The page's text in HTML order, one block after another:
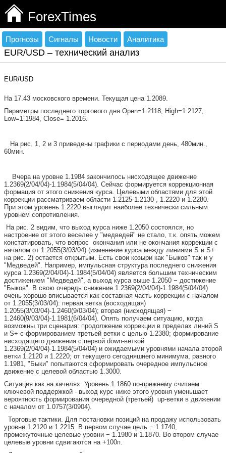
ForexTimes
Прогнозы Сигналы Новости Аналитика
EUR/USD – технический анализ
EUR/USD
На 17.43 московского времени. Текущая цена 1.2089.
Параметры последнего торгового дня Open=1.2118, High=1.2127,
Low=1.1984, Close= 1.2016.
На рис. 1, 2 и 3 приведены графики с периодами день, 480мин.,
60мин.
Вчера на уровне 1.1984 закончилось нисходящее движение
1.2369(2/04/04)-1.1984(5/04/04). Сейчас формируется коррекционная
формация от этого снижения курса. Целевыми областями для этой
коррекции рассматриваем области 1.2125-1.2130 , 1.2220 и 1.2280.
При этом уровень 1.2220 выглядит наиболее технически сильным
уровнем сопротивления.
На рис. 2 видим, что выход курса ниже 1.2050 состоялся, но
настроение от этого веселее у "медведей" не стало, т.к. опять можем
констатировать, что вопрос окончания или не окончания коррекции с
началом от 1.2055(3/03/04) (изменение курса между линиями S и S+
на рис. 2) остается открытым. Есть свои козыри как "Быков" так и у
"Медведей". Например, импульсная структура последнего снижения
курса 1.2369(2/04/04)-1.1984(5/04/04) является большим техническим
достижением "Медведей", а выход курса выше 1.2050 − достижение
"Быков". В свою очередь снижение 1.2369(2/04/04)-1.1984(5/04/04)
очень хорошо вписывается как составная часть коррекции с началом
от 1.2055(3/03/04): первая ветка (восходящая)
1.2055(3/03/04)-1.2460(9/03/04); вторая (нисходящая) −
1.2460(9/03/04)-1.1981(6/04/04). Опять получаем ситуацию, когда
возможны три сценария: продолжение коррекции в пределах линий S
и S+ с формированием третьей ветки с целью 1.2380; формирование
нисходящего движения с первой down-веткой
1.2369(2/04/04)-1.1984(5/04/04) и ожидаемыми уровнями начала второй
ветки 1.2120 и 1.2220; от текущего сегодняшнего минимума, равного
1.1981, "Быки" попытаются сформировать очередное импульсное
движение с целевой областью 1.3000.
Ситуация как на качелях. Уровень 1.1860 по-прежнему считаем
ключевой поддержкой - выход курс ниже этого уровня уменьшает
вероятность формирования очередной (третьей) up-ветки в движении
с началом от 1.0757(3/0904).
Торговые тактики. Для постановки позиций на продажу использовать
уровни 1.2120 и 1.2215. В первом случае цель − 1.1740,
промежуточные целевые уровни − 1.1980 и 1.1870. Во втором случае
целевые уровни сдвигаются на +100п.